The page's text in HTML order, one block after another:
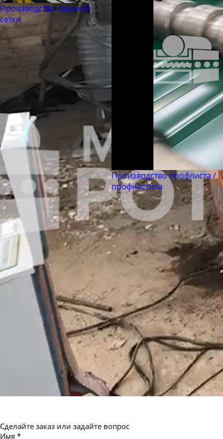
Труба бесшовная 194
Труба бесшовная 203
Труба бесшовная 219
Труба бесшовная 245
Труба бесшовная 299
Труба бесшовная 325
Труба бесшовная 330
Труба бесшовная 351
Труба бесшовная 377
Труба бесшовная 402
Труба бесшовная 426
Труба бесшовная 450
Труба бесшовная 480
Труба бесшовная 530
Труба бесшовная 550
Производство сварной
сетки
Производство профлиста /
профнастила
Сделайте заказ или задайте вопрос
Имя *